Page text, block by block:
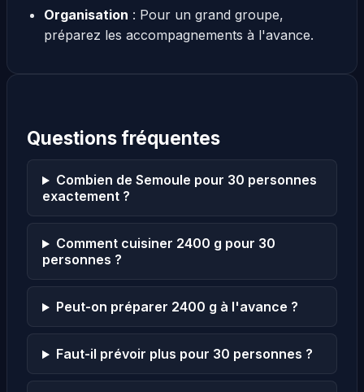
Organisation : Pour un grand groupe,
préparez les accompagnements à l'avance.
Questions fréquentes
Combien de Semoule pour 30 personnes
exactement ?
Comment cuisiner 2400 g pour 30
personnes ?
Peut-on préparer 2400 g à l'avance ?
Faut-il prévoir plus pour 30 personnes ?